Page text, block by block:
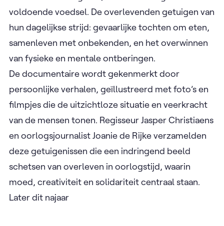
van Marioepol, die bij het begin van de Russische
omsingeling hun toevlucht zoeken in de immense
Azovstal-staalfabriek. Onder het fabrieksterrein
bevinden zich tientallen bunkers uit de Koude
Oorlog, waar mensen weken- tot maandenlang
samenleven in koude, vochtige omstandigheden,
verstoken van daglicht, medische zorg en
voldoende voedsel. De overlevenden getuigen van
hun dagelijkse strijd: gevaarlijke tochten om eten,
samenleven met onbekenden, en het overwinnen
van fysieke en mentale ontberingen.
De documentaire wordt gekenmerkt door
persoonlijke verhalen, geïllustreerd met foto’s en